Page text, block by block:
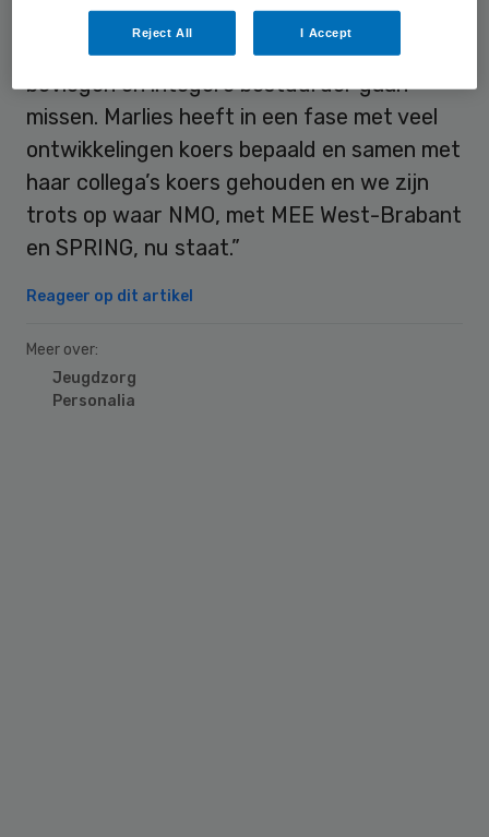
AWBZ naar de Wmo. Ron Axt, voorzitter van
de raad van toezicht: “We zullen een
bevlogen en integere bestuurder gaan
missen. Marlies heeft in een fase met veel
ontwikkelingen koers bepaald en samen met
haar collega’s koers gehouden en we zijn
trots op waar NMO, met MEE West-Brabant
en SPRING, nu staat.”
Reageer op dit artikel
Meer over:
Jeugdzorg
Personalia
Reject All I Accept